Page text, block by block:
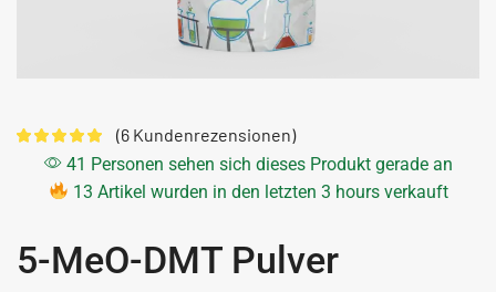
(6 Kundenrezensionen)
41 Personen sehen sich dieses Produkt gerade an
13 Artikel wurden in den letzten 3 hours verkauft
5-MeO-DMT Pulver